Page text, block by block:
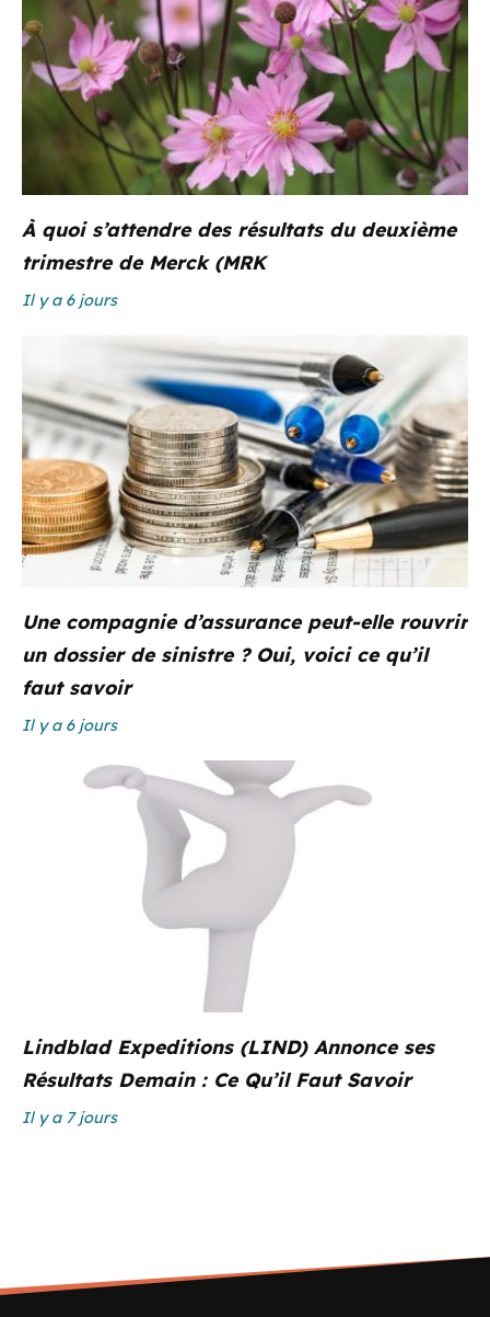
À quoi s’attendre des résultats du deuxième
trimestre de Merck (MRK
Il y a 6 jours
Une compagnie d’assurance peut-elle rouvrir
un dossier de sinistre ? Oui, voici ce qu’il
faut savoir
Il y a 6 jours
Lindblad Expeditions (LIND) Annonce ses
Résultats Demain : Ce Qu’il Faut Savoir
Il y a 7 jours